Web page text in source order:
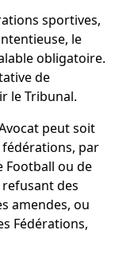
sportives,
le
obligatoire.
de
le Tribunal.
peut soit
par
Football ou de
des
amendes, ou
Fédérations,